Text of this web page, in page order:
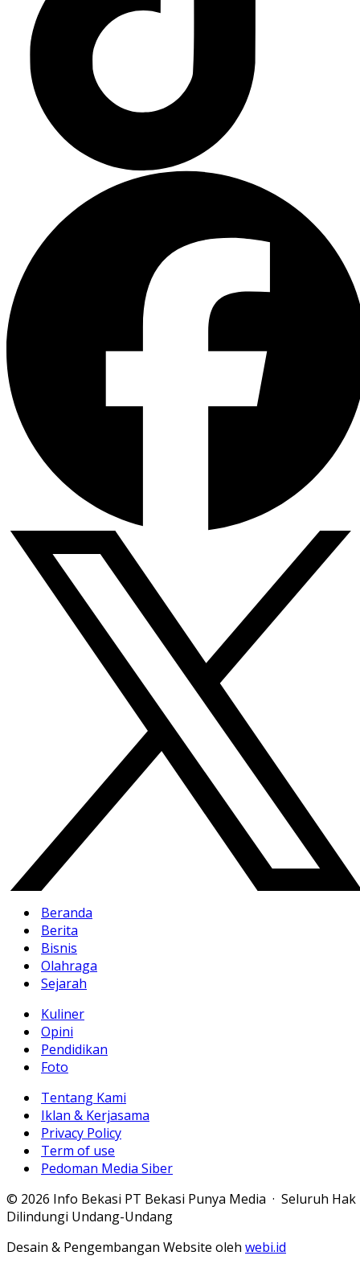
Beranda
Berita
Bisnis
Olahraga
Sejarah
Kuliner
Opini
Pendidikan
Foto
Tentang Kami
Iklan & Kerjasama
Privacy Policy
Term of use
Pedoman Media Siber
© 2026 Info Bekasi PT Bekasi Punya Media · Seluruh Hak
Dilindungi Undang-Undang
Desain & Pengembangan Website oleh webi.id